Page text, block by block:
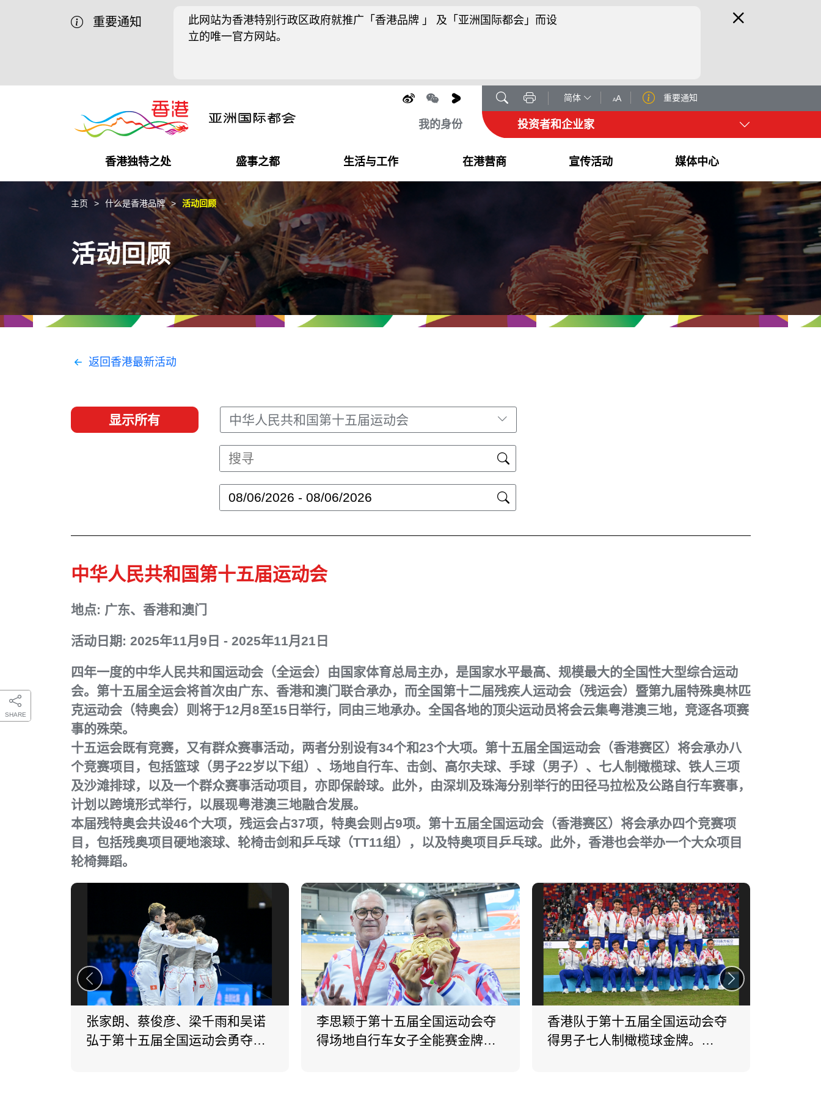
重要通知
此网站为香港特别行政区政府就推广「香港品牌 」 及「亚洲国际都会」而设
立的唯一官方网站。
简体 重要通知
我的身份 投资者和企业家
香港独特之处
商业机遇
独特优势
盛事之都
盛事之都
最新活动精选
生活与工作
在港工作
都会生活
在港营商
在港创业
初创企业
商业网络
经贸协议
宣传活动
推广香港@中国内地
推广香港@中东
推广香港@粤港澳大湾区
推广香港@东盟
媒体中心
最新资讯
媒体资讯
社交媒体
资源
SHARE
主页 什么是香港品牌 活动回顾
活动回顾
返回香港最新活动
显示所有 中华人民共和国第十五届运动会
中华人民共和国第十五届运动会
地点: 广东、香港和澳门
活动日期: 2025年11月9日 - 2025年11月21日
四年一度的中华人民共和国运动会（全运会）由国家体育总局主办，是国家水平最高、规模最大的全国性大型综合运动
会。第十五届全运会将首次由广东、香港和澳门联合承办，而全国第十二届残疾人运动会（残运会）暨第九届特殊奥林匹
克运动会（特奥会）则将于12月8至15日举行，同由三地承办。全国各地的顶尖运动员将会云集粤港澳三地，竞逐各项赛
事的殊荣。
十五运会既有竞赛，又有群众赛事活动，两者分别设有34个和23个大项。第十五届全国运动会（香港赛区）将会承办八
个竞赛项目，包括篮球（男子22岁以下组）、场地自行车、击剑、高尔夫球、手球（男子）、七人制橄榄球、铁人三项
及沙滩排球，以及一个群众赛事活动项目，亦即保龄球。此外，由深圳及珠海分别举行的田径马拉松及公路自行车赛事，
计划以跨境形式举行，以展现粤港澳三地融合发展。
本届残特奥会共设46个大项，残运会占37项，特奥会则占9项。第十五届全国运动会（香港赛区）将会承办四个竞赛项
目，包括残奥项目硬地滚球、轮椅击剑和乒乓球（TT11组），以及特奥项目乒乓球。此外，香港也会举办一个大众项目
轮椅舞蹈。
张家朗、蔡俊彦、梁千雨和吴诺
弘于第十五届全国运动会勇夺男
李思颖于第十五届全国运动会夺
得场地自行车女子全能赛金牌。
香港队于第十五届全国运动会夺
得男子七人制橄榄球金牌。